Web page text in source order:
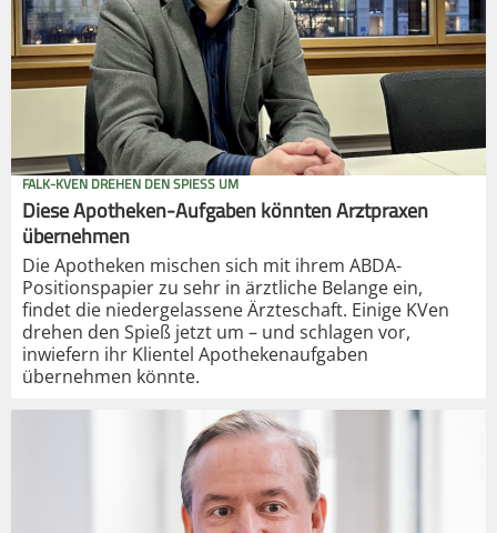
FALK-KVEN DREHEN DEN SPIESS UM
Diese Apotheken-Aufgaben könnten Arztpraxen
übernehmen
Die Apotheken mischen sich mit ihrem ABDA-
Positionspapier zu sehr in ärztliche Belange ein,
findet die niedergelassene Ärzteschaft. Einige KVen
drehen den Spieß jetzt um – und schlagen vor,
inwiefern ihr Klientel Apothekenaufgaben
übernehmen könnte.